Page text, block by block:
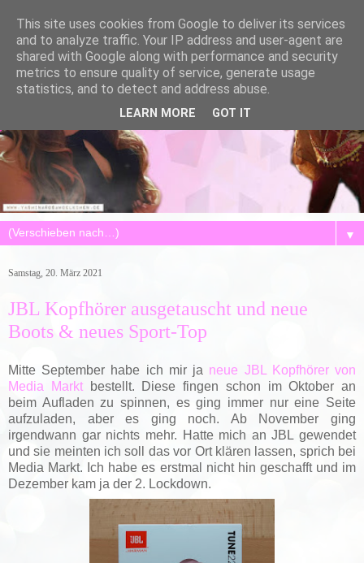
▼
Samstag, 20. März 2021
JBL Kopfhörer ausgetauscht und neue
Boots & neues Sport-Top
Mitte September habe ich mir ja neue JBL Kopfhörer von
Media Marktbestellt. Diese fingen schon im Oktober an
beim Aufladen zu spinnen, es ging immer nur eine Seite
aufzuladen, aber es ging noch. Ab November ging
irgendwann gar nichts mehr. Hatte mich an JBL gewendet
und sie meinten ich soll das vor Ort klären lassen, sprich bei
Media Markt. Ich habe es erstmal nicht hin geschafft und im
Dezember kam ja der 2. Lockdown.
This site uses cookies from Google to deliver its services
and to analyze traffic. Your IP address and user-agent are
shared with Google along with performance and security
metrics to ensure quality of service, generate usage
statistics, and to detect and address abuse.
LEARN MORE GOT IT